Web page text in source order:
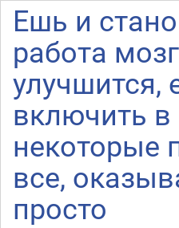
Ешь и
работа
улучшится,
включить в
некоторые
все,
просто